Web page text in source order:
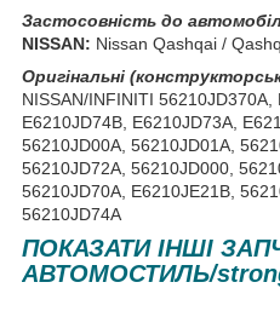
Застосовність до
NISSAN: Nissan Qashqai /
Оригінальні
NISSAN/INFINITI
E6210JD74B, E6210JD73A,
56210JD00A, 56210JD01A,
56210JD72A, 56210JD000,
56210JD70A, E6210JE21B,
56210JD74A
ПОКАЗАТИ ІНШІ
АВТОМОСТИЛЬ/